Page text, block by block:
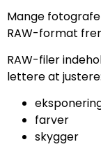
Mange
RAW-format
RAW-filer
lettere at justere:
farver
skygger